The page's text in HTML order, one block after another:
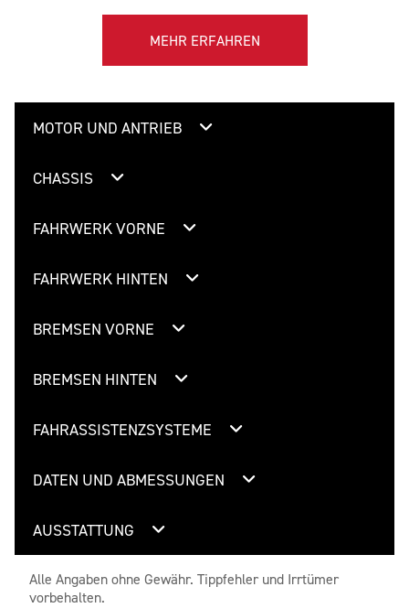
MEHR ERFAHREN
MOTOR UND ANTRIEB
CHASSIS
FAHRWERK VORNE
FAHRWERK HINTEN
BREMSEN VORNE
BREMSEN HINTEN
FAHRASSISTENZSYSTEME
DATEN UND ABMESSUNGEN
AUSSTATTUNG
Alle Angaben ohne Gewähr. Tippfehler und Irrtümer
vorbehalten.